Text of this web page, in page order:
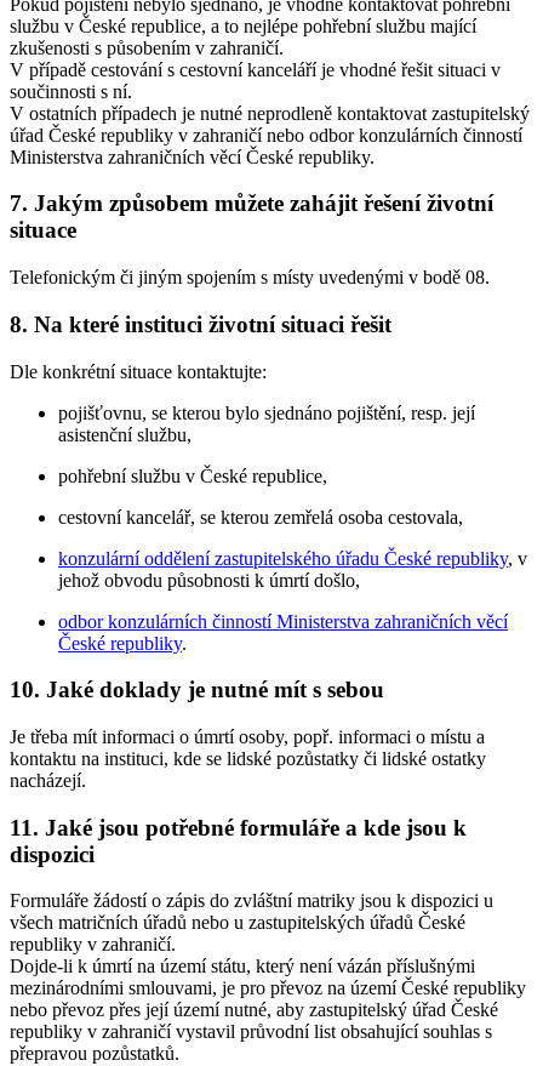
službu v České republice, a to nejlépe pohřební službu mající
zkušenosti s působením v zahraničí.
V případě cestování s cestovní kanceláří je vhodné řešit situaci v
součinnosti s ní.
V ostatních případech je nutné neprodleně kontaktovat zastupitelský
úřad České republiky v zahraničí nebo odbor konzulárních činností
Ministerstva zahraničních věcí České republiky.
7. Jakým způsobem můžete zahájit řešení životní
situace
Telefonickým či jiným spojením s místy uvedenými v bodě 08.
8. Na které instituci životní situaci řešit
Dle konkrétní situace kontaktujte:
pojišťovnu, se kterou bylo sjednáno pojištění, resp. její
asistenční službu,
pohřební službu v České republice,
cestovní kancelář, se kterou zemřelá osoba cestovala,
konzulární oddělení zastupitelského úřadu České republiky, v
jehož obvodu působnosti k úmrtí došlo,
odbor konzulárních činností Ministerstva zahraničních věcí
České republiky.
10. Jaké doklady je nutné mít s sebou
Je třeba mít informaci o úmrtí osoby, popř. informaci o místu a
kontaktu na instituci, kde se lidské pozůstatky či lidské ostatky
nacházejí.
11. Jaké jsou potřebné formuláře a kde jsou k
dispozici
Formuláře žádostí o zápis do zvláštní matriky jsou k dispozici u
všech matričních úřadů nebo u zastupitelských úřadů České
republiky v zahraničí.
Dojde-li k úmrtí na území státu, který není vázán příslušnými
mezinárodními smlouvami, je pro převoz na území České republiky
nebo převoz přes její území nutné, aby zastupitelský úřad České
republiky v zahraničí vystavil průvodní list obsahující souhlas s
přepravou pozůstatků.